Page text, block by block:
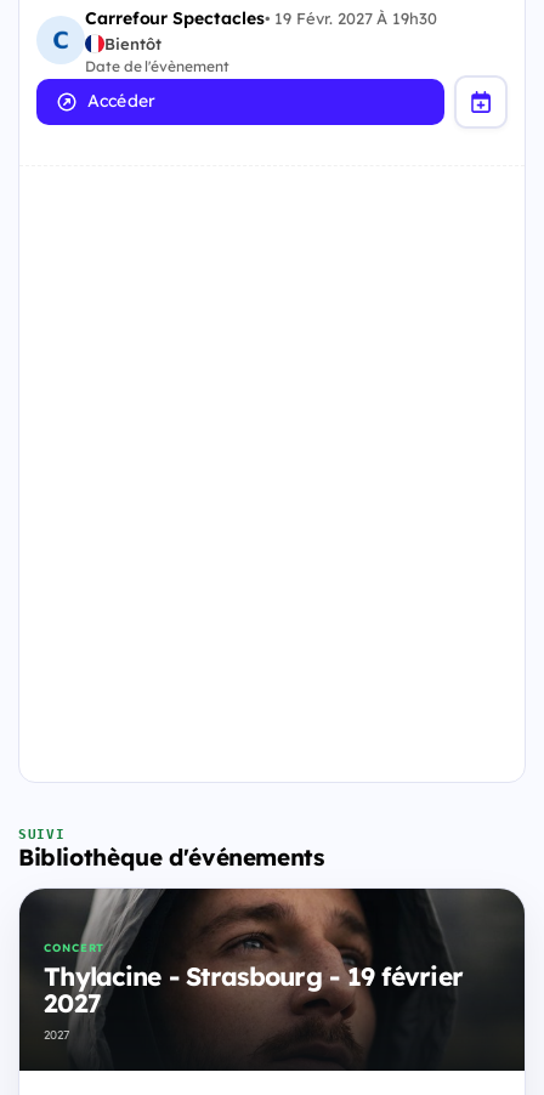
Carrefour Spectacles• 19 Févr. 2027 À 19h30
Bientôt
Date de l'évènement
Accéder
SUIVI
Bibliothèque d'événements
CONCERT
Thylacine - Strasbourg - 19 février
2027
2027